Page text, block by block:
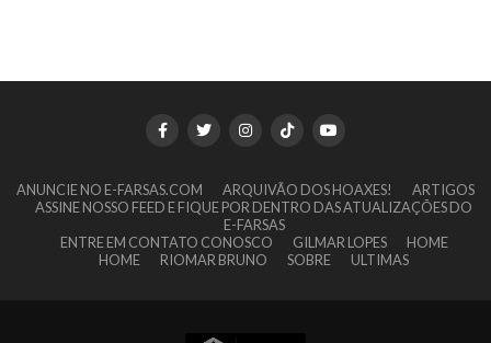
ANUNCIE NO E-FARSAS.COM ARQUIVÃO DOS HOAXES!
ARTIGOS
ASSINE NOSSO FEED E FIQUE POR DENTRO DAS ATUALIZAÇÕES DO
E-FARSAS
ENTRE EM CONTATO CONOSCO
GILMAR LOPES
HOME
HOME
RIOMAR BRUNO SOBRE ULTIMAS